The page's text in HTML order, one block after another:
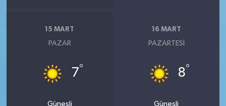
15 MART
PAZAR
7°
Güneşli
16 MART
PAZARTESI
8°
Güneşli